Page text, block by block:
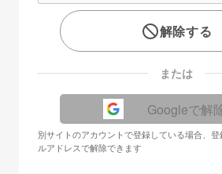
解除する
または
Googleで解
別サイトのアカウントで登録している場合、
ルアドレスで解除できます